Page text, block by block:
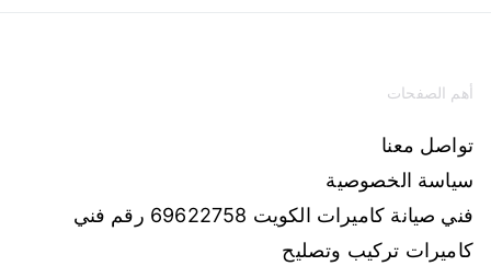
أهم الصفحات
تواصل معنا
سياسة الخصوصية
فني صيانة كاميرات الكويت 69622758 رقم فني
كاميرات تركيب وتصليح